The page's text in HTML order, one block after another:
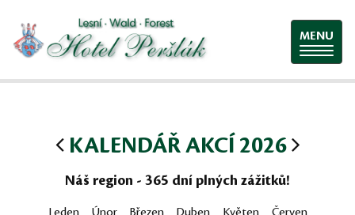
MENU
KALENDÁŘ AKCÍ 2026
Náš region - 365 dní plných zážitků!